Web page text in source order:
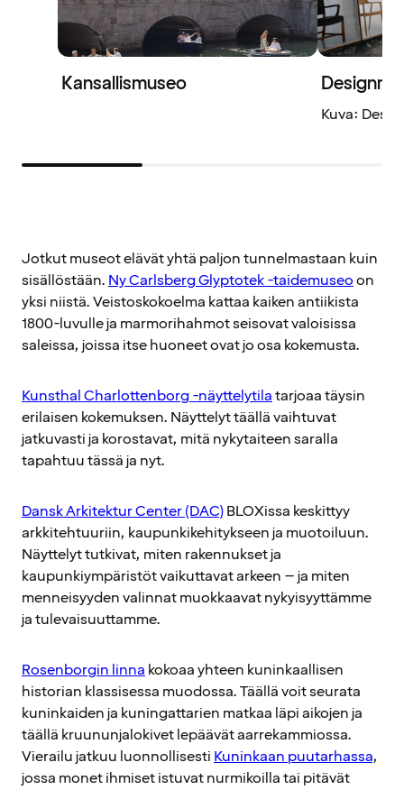
Kansallismuseo
Kuva:
Jotkut museot elävät yhtä paljon tunnelmastaan kuin
sisällöstään. Ny Carlsberg Glyptotek -taidemuseoon
yksi niistä. Veistoskokoelma kattaa kaiken antiikista
1800-luvulle ja marmorihahmot seisovat valoisissa
saleissa, joissa itse huoneet ovat jo osa kokemusta.
Kunsthal Charlottenborg -näyttelytilatarjoaa täysin
erilaisen kokemuksen. Näyttelyt täällä vaihtuvat
jatkuvasti ja korostavat, mitä nykytaiteen saralla
tapahtuu tässä ja nyt.
Dansk Arkitektur Center (DAC)BLOXissa keskittyy
arkkitehtuuriin, kaupunkikehitykseen ja muotoiluun.
Näyttelyt tutkivat, miten rakennukset ja
kaupunkiympäristöt vaikuttavat arkeen – ja miten
menneisyyden valinnat muokkaavat nykyisyyttämme
ja tulevaisuuttamme.
Rosenborgin linna kokoaa yhteen kuninkaallisen
historian klassisessa muodossa. Täällä voit seurata
kuninkaiden ja kuningattarien matkaa läpi aikojen ja
täällä kruununjalokivet lepäävät aarrekammiossa.
Vierailu jatkuu luonnollisesti Kuninkaan puutarhassa,
jossa monet ihmiset istuvat nurmikoilla tai pitävät